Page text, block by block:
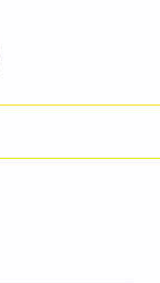
よび運行時刻表